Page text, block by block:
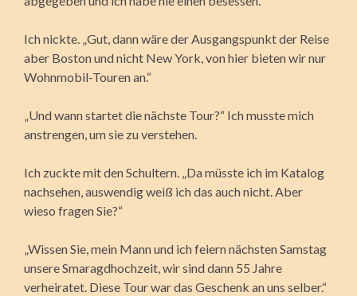
Ich nickte. „Gut, dann wäre der Ausgangspunkt der Reise
aber Boston und nicht New York, von hier bieten wir nur
Wohnmobil-Touren an.“
„Und wann startet die nächste Tour?“ Ich musste mich
anstrengen, um sie zu verstehen.
Ich zuckte mit den Schultern. „Da müsste ich im Katalog
nachsehen, auswendig weiß ich das auch nicht. Aber
wieso fragen Sie?“
„Wissen Sie, mein Mann und ich feiern nächsten Samstag
unsere Smaragdhochzeit, wir sind dann 55 Jahre
verheiratet. Diese Tour war das Geschenk an uns selber.“